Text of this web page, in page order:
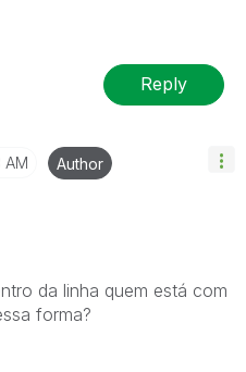
Reply
AM Author
da linha quem está com
forma?